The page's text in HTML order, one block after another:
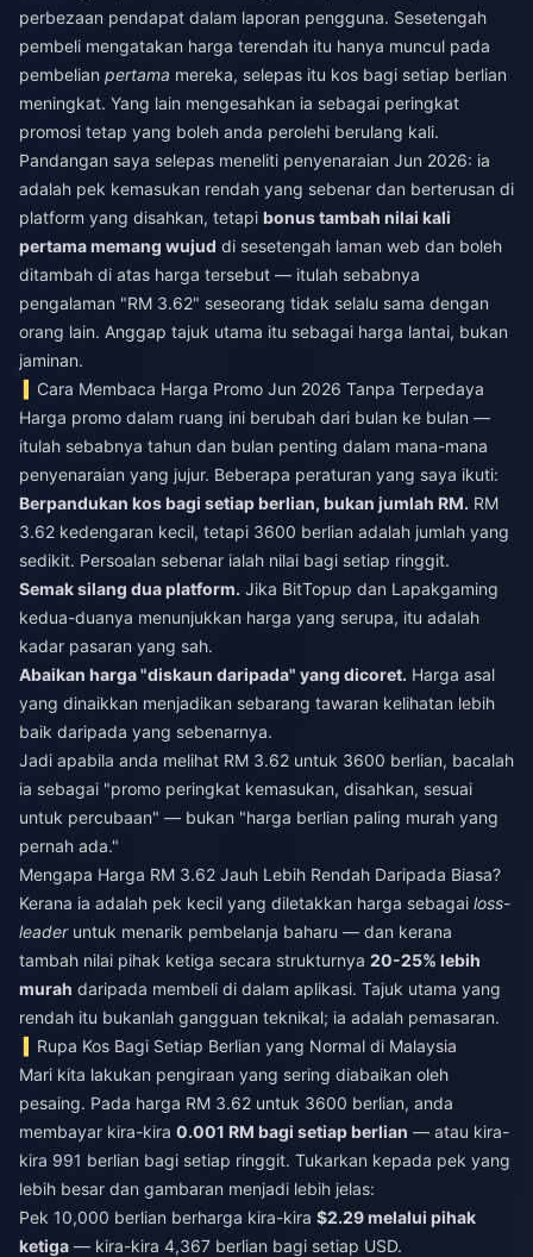
perbezaan pendapat dalam laporan pengguna. Sesetengah
pembeli mengatakan harga terendah itu hanya muncul pada
pembelian pertama mereka, selepas itu kos bagi setiap berlian
meningkat. Yang lain mengesahkan ia sebagai peringkat
promosi tetap yang boleh anda perolehi berulang kali.
Pandangan saya selepas meneliti penyenaraian Jun 2026: ia
adalah pek kemasukan rendah yang sebenar dan berterusan di
platform yang disahkan, tetapi bonus tambah nilai kali
pertama memang wujud di sesetengah laman web dan boleh
ditambah di atas harga tersebut — itulah sebabnya
pengalaman "RM 3.62" seseorang tidak selalu sama dengan
orang lain. Anggap tajuk utama itu sebagai harga lantai, bukan
jaminan.
Cara Membaca Harga Promo Jun 2026 Tanpa Terpedaya
Harga promo dalam ruang ini berubah dari bulan ke bulan —
itulah sebabnya tahun dan bulan penting dalam mana-mana
penyenaraian yang jujur. Beberapa peraturan yang saya ikuti:
Berpandukan kos bagi setiap berlian, bukan jumlah RM. RM
3.62 kedengaran kecil, tetapi 3600 berlian adalah jumlah yang
sedikit. Persoalan sebenar ialah nilai bagi setiap ringgit.
Semak silang dua platform. Jika BitTopup dan Lapakgaming
kedua-duanya menunjukkan harga yang serupa, itu adalah
kadar pasaran yang sah.
Abaikan harga "diskaun daripada" yang dicoret. Harga asal
yang dinaikkan menjadikan sebarang tawaran kelihatan lebih
baik daripada yang sebenarnya.
Jadi apabila anda melihat RM 3.62 untuk 3600 berlian, bacalah
ia sebagai "promo peringkat kemasukan, disahkan, sesuai
untuk percubaan" — bukan "harga berlian paling murah yang
pernah ada."
Mengapa Harga RM 3.62 Jauh Lebih Rendah Daripada Biasa?
Kerana ia adalah pek kecil yang diletakkan harga sebagai loss-
leaderuntuk menarik pembelanja baharu — dan kerana
tambah nilai pihak ketiga secara strukturnya 20-25% lebih
murah daripada membeli di dalam aplikasi. Tajuk utama yang
rendah itu bukanlah gangguan teknikal; ia adalah pemasaran.
Rupa Kos Bagi Setiap Berlian yang Normal di Malaysia
Mari kita lakukan pengiraan yang sering diabaikan oleh
pesaing. Pada harga RM 3.62 untuk 3600 berlian, anda
membayar kira-kira 0.001 RM bagi setiap berlian — atau kira-
kira 991 berlian bagi setiap ringgit. Tukarkan kepada pek yang
lebih besar dan gambaran menjadi lebih jelas:
Pek 10,000 berlian berharga kira-kira $2.29 melalui pihak
ketiga — kira-kira 4,367 berlian bagi setiap USD.